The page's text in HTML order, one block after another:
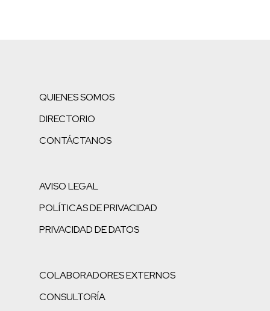
QUIENES SOMOS
DIRECTORIO
CONTÁCTANOS
AVISO LEGAL
POLÍTICAS DE PRIVACIDAD
PRIVACIDAD DE DATOS
COLABORADORES EXTERNOS
CONSULTORÍA